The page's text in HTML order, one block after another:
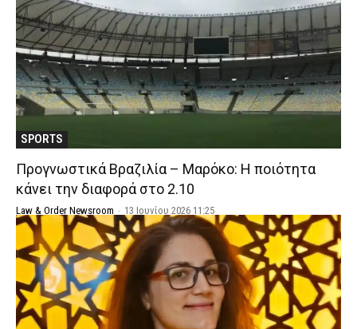
SPORTS
Προγνωστικά Βραζιλία – Μαρόκο: Η ποιότητα
κάνει την διαφορά στο 2.10
Law & Order Newsroom - 13 Ιουνίου 2026 11:25